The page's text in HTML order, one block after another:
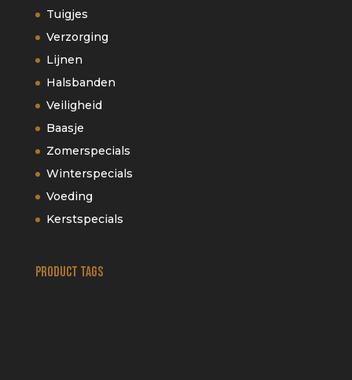
Tuigjes
Verzorging
Lijnen
Halsbanden
Veiligheid
Baasje
Zomerspecials
Winterspecials
Voeding
Kerstspecials
Product tags